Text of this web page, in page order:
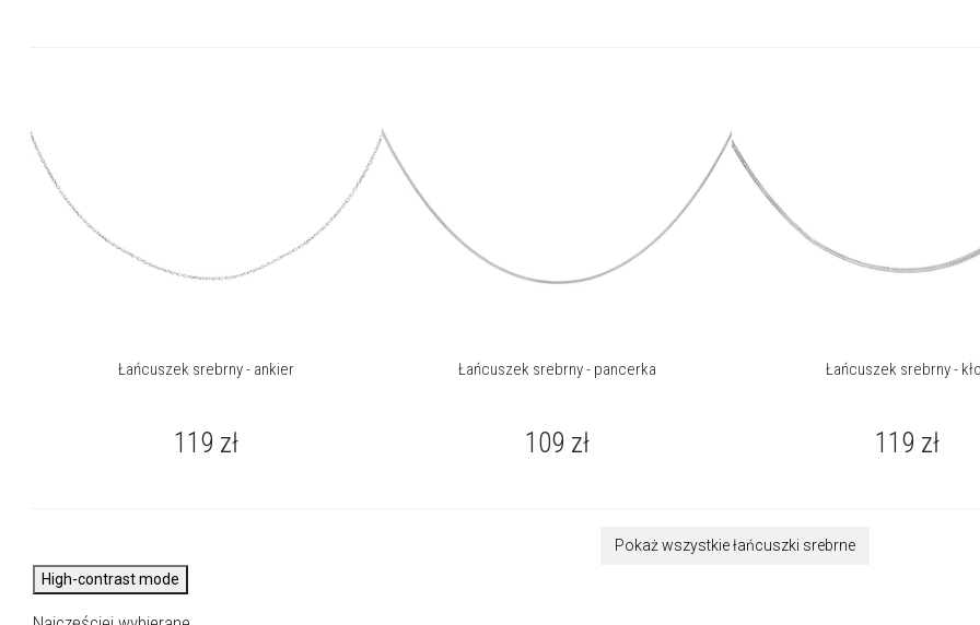
Łańcuszek srebrny - ankier
119 zł
Łańcuszek srebrny - pancerka
109 zł
Łańcuszek srebrny -
119 zł
Pokaż wszystkie łańcuszki srebrne
High-contrast mode